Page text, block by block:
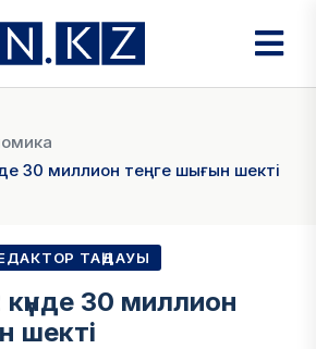
30 миллион теңге шығын шекті
ТАҢДАУЫ
30 миллион
шекті